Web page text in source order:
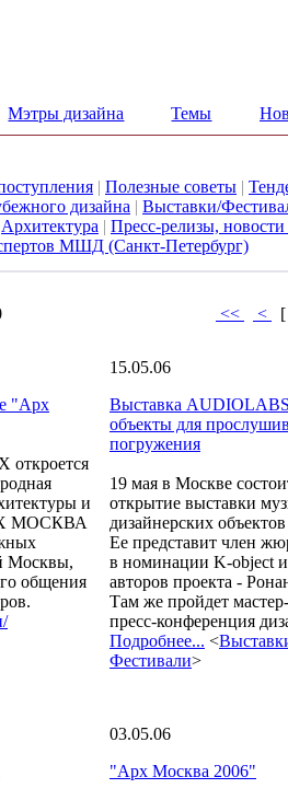
Мэтры дизайна Темы
| Полезные советы |
дизайна | Выставки/
Архитектура | Пресс-релизы,
МШД (Санкт-Петербург)
<< <
"Арх
откроется
и
МОСКВА
Москвы,
общения
15.05.06
Выставка
объекты для
погружения
19 мая в Москве
открытие выставки
дизайнерских
Ее представит член
в номинации K-object
авторов проекта -
Там же пройдет
пресс-конференция
Подробнее... <
Фестивали>
03.05.06
"Арх Москва 2006"